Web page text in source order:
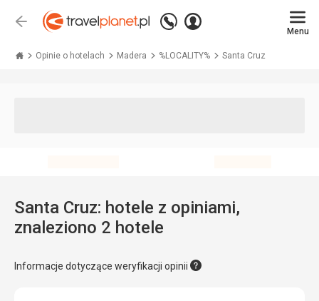
Wstecz
Zadzwoń
+48 71 771 76 55
Zaloguj
Menu
Opinie o hotelach Madera %LOCALITY% Santa Cruz
Santa Cruz: hotele z opiniami,
znaleziono 2 hotele
Informacje dotyczące weryfikacji opinii